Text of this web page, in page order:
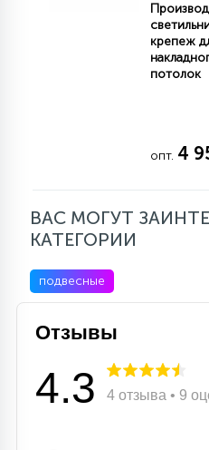
крепеж
потолок
опт. 4
ВАС МОГУТ
КАТЕГОРИИ
подвесные
Отзывы
4.3 4 отзыва • 9